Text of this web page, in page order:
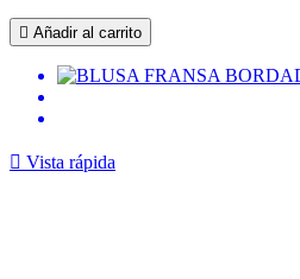
 Añadir al carrito
 Vista rápida